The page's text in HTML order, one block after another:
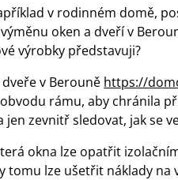
v rodinném domě,
oken a dveří v
výrobky představuji?
v Berouně https://
rámu, aby chránila
zevnitř sledovat, jak se
okna lze opatřit
tomu lze ušetřit náklady na